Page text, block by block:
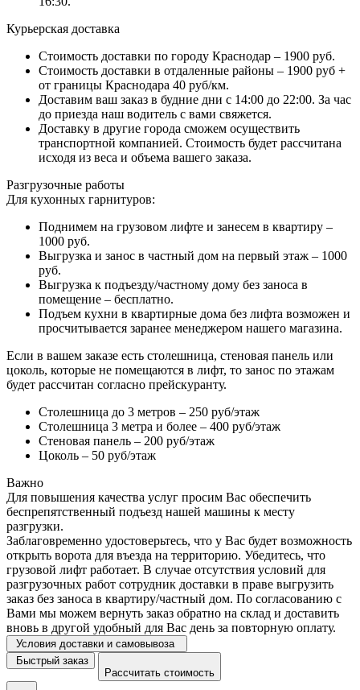
Курьерская доставка
Стоимость доставки по городу Краснодар – 1900 руб.
Стоимость доставки в отдаленные районы – 1900 руб +
от границы Краснодара 40 руб/км.
Доставим ваш заказ в будние дни с 14:00 до 22:00. За час
до приезда наш водитель с вами свяжется.
Доставку в другие города сможем осуществить
транспортной компанией. Стоимость будет рассчитана
исходя из веса и объема вашего заказа.
Разгрузочные работы
Для кухонных гарнитуров:
Поднимем на грузовом лифте и занесем в квартиру –
1000 руб.
Выгрузка и занос в частный дом на первый этаж – 1000
руб.
Выгрузка к подъезду/частному дому без заноса в
помещение – бесплатно.
Подъем кухни в квартирные дома без лифта возможен и
просчитывается заранее менеджером нашего магазина.
Если в вашем заказе есть столешница, стеновая панель или
цоколь, которые не помещаются в лифт, то занос по этажам
будет рассчитан согласно прейскуранту.
Столешница до 3 метров – 250 руб/этаж
Столешница 3 метра и более – 400 руб/этаж
Стеновая панель – 200 руб/этаж
Цоколь – 50 руб/этаж
Важно
Для повышения качества услуг просим Вас обеспечить
беспрепятственный подъезд нашей машины к месту
разгрузки.
Заблаговременно удостоверьтесь, что у Вас будет возможность
открыть ворота для въезда на территорию. Убедитесь, что
грузовой лифт работает. В случае отсутствия условий для
разгрузочных работ сотрудник доставки в праве выгрузить
заказ без заноса в квартиру/частный дом. По согласованию с
Вами мы можем вернуть заказ обратно на склад и доставить
вновь в другой удобный для Вас день за повторную оплату.
Условия доставки и самовывоза
Быстрый заказ
Рассчитать стоимость